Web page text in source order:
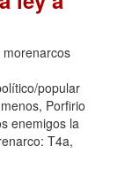
popular
Porfirio
enemigos la
T4a,